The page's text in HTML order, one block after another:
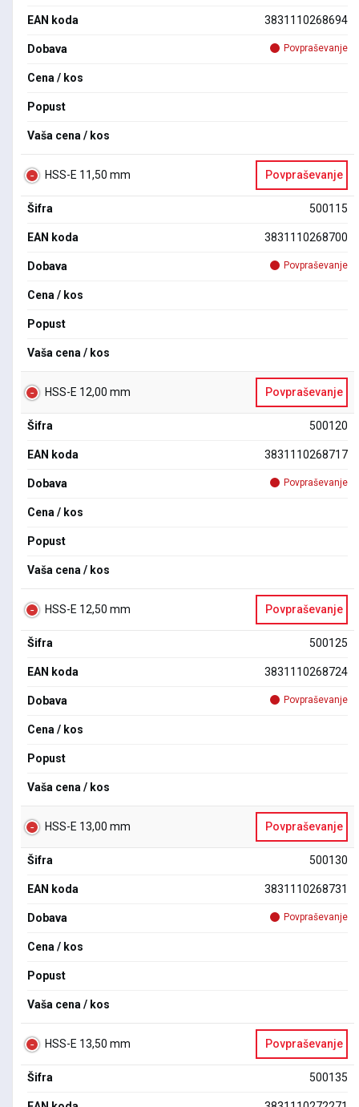
EAN koda 3831110268694
Dobava Povpraševanje
Cena / kos
Popust
Vaša cena / kos
HSS-E 11,50 mm Povpraševanje
Šifra 500115
EAN koda 3831110268700
Dobava Povpraševanje
Cena / kos
Popust
Vaša cena / kos
HSS-E 12,00 mm Povpraševanje
Šifra 500120
EAN koda 3831110268717
Dobava Povpraševanje
Cena / kos
Popust
Vaša cena / kos
HSS-E 12,50 mm Povpraševanje
Šifra 500125
EAN koda 3831110268724
Dobava Povpraševanje
Cena / kos
Popust
Vaša cena / kos
HSS-E 13,00 mm Povpraševanje
Šifra 500130
EAN koda 3831110268731
Dobava Povpraševanje
Cena / kos
Popust
Vaša cena / kos
HSS-E 13,50 mm Povpraševanje
Šifra 500135